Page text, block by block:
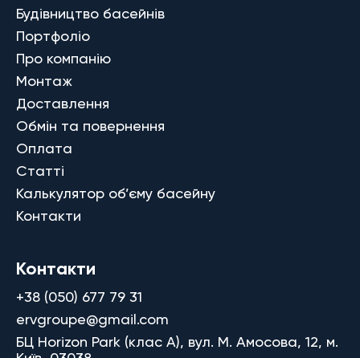
Будівництво басейнів
Портфоліо
Про компанію
Монтаж
Доставлення
Обмін та повернення
Оплата
Статті
Калькулятор об’єму басейну
Контакти
Контакти
+38 (050) 677 79 31
ervgroupe@gmail.com
БЦ Horizon Park (клас A), вул. М. Амосова, 12, м.